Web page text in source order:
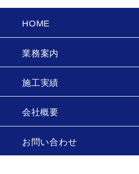
HOME
業務案内
施工実績
会社概要
お問い合わせ